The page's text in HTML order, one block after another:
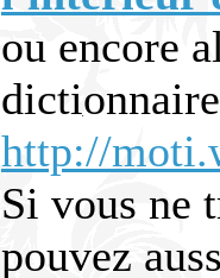
ou encore
http://
Si vous ne
pouvez